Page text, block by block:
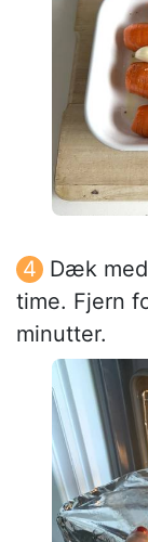
Dæk
time. Fjern
minutter.